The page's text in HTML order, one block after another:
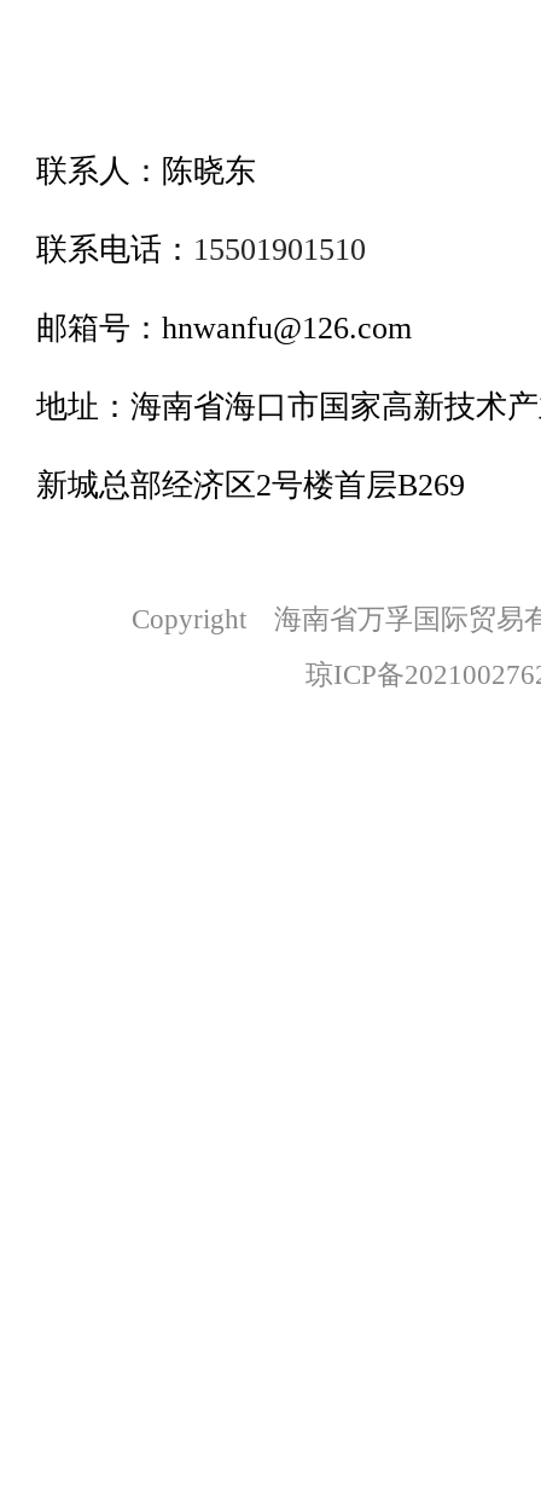
联系人：陈晓东
联系电话： 15501901510
邮箱号：hnwanfu@126.com
地址：海南省海口市国家高新技术
新城总部经济区2号楼首层B269
Copyright 海南省万孚国际贸
琼ICP备